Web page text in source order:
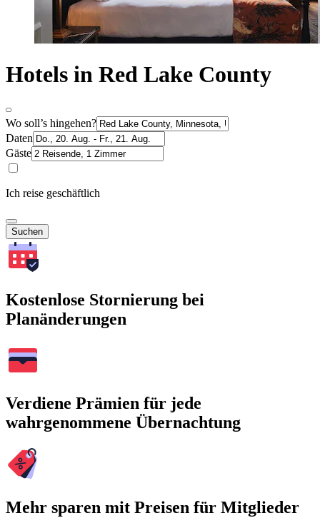
Hotels in Red Lake County
Wo soll’s hingehen?
Daten
Gäste
Ich reise geschäftlich
Suchen
Kostenlose Stornierung bei
Planänderungen
Verdiene Prämien für jede
wahrgenommene Übernachtung
Mehr sparen mit Preisen für Mitglieder